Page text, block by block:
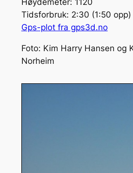
Høydemeter: 1120
Tidsforbruk: 2:30 (1:50 opp)
Gps-plot fra gps3d.no
Foto: Kim Harry Hansen og
Norheim